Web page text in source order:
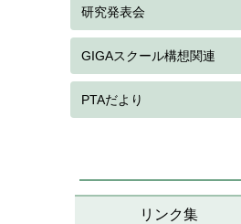
研究発表会
GIGAスクール構想関連
PTAだより
リンク集